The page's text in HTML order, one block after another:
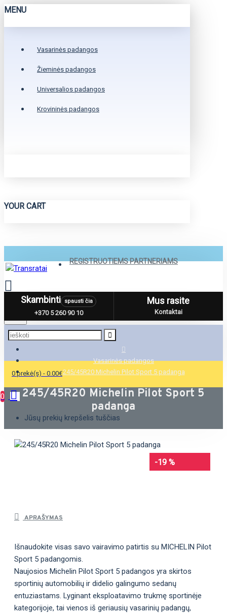
MENU
Vasarinės padangos
Žieminės padangos
Universalios padangos
Krovininės padangos
YOUR CART
REGISTRUOTIEMS PARTNERIAMS
Menu
0 prekė(s) - 0.00€
0
Jūsų prekių krepšelis tuščias
Skambinti spausti čia
+370 5 260 90 10
Mus rasite
Kontaktai
Vasarinės padangos
245/45R20 Michelin Pilot Sport 5 padanga
245/45R20 Michelin Pilot Sport 5
padanga
-19 %
APRAŠYMAS
Išnaudokite visas savo vairavimo patirtis su MICHELIN Pilot
Sport 5 padangomis.
Naujosios Michelin Pilot Sport 5 padangos yra skirtos
sportinių automobilių ir didelio galingumo sedanų
entuziastams. Lyginant eksploatavimo trukmę sportinėje
kategorijoje, tai vienos iš geriausių vasarinių padangų,